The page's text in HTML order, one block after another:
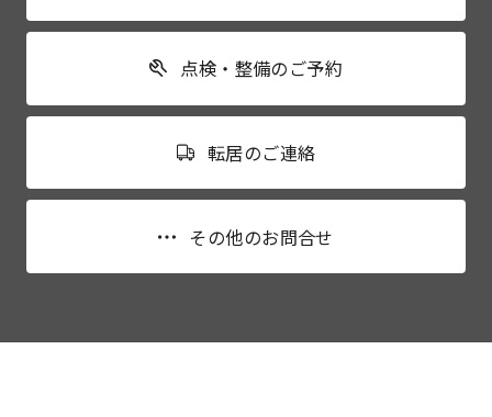
点検・整備のご予約
転居のご連絡
その他のお問合せ